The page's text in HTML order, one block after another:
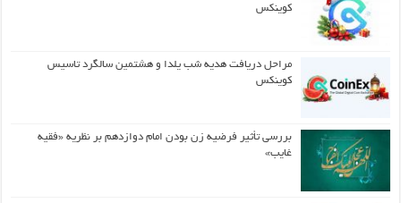
کوینکس
مراحل دریافت هدیه شب یلدا و هشتمین سالگرد تاسیس
کوینکس
بررسی تأثیر فرضیه زن بودن امام دوازدهم بر نظریه «فقیه
غایب»